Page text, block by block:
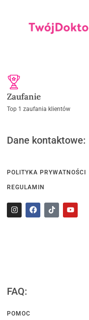
Zaufanie
Top 1 zaufania klientów
Dane kontaktowe:
POLITYKA PRYWATNOŚCI
REGULAMIN
FAQ:
POMOC